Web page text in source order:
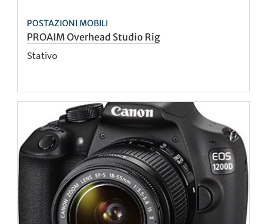
POSTAZIONI MOBILI
PROAIM Overhead Studio Rig
Stativo